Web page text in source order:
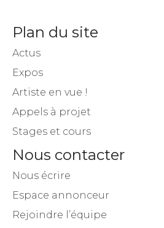
Plan du site
Actus
Expos
Artiste en vue !
Appels à projet
Stages et cours
Nous contacter
Nous écrire
Espace annonceur
Rejoindre l’équipe